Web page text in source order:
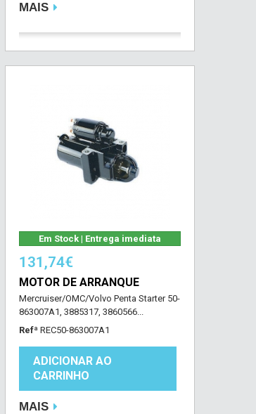
MAIS
Em Stock | Entrega imediata
131,74€
MOTOR DE ARRANQUE
Mercruiser/OMC/Volvo Penta Starter 50-
863007A1, 3885317, 3860566...
Refª REC50-863007A1
ADICIONAR AO
CARRINHO
MAIS